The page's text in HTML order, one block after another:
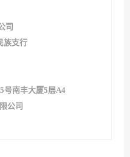
司
族支行
号南丰大厦5层A4
公司